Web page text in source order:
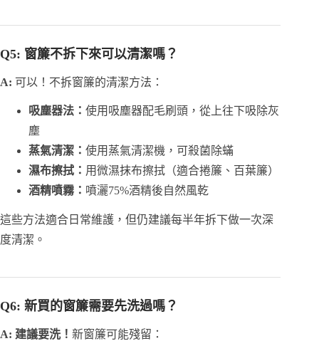
Q5: 窗簾不拆下來可以清潔嗎？
A: 可以！不拆窗簾的清潔方法：
吸塵器法： 使用吸塵器配毛刷頭，從上往下吸除灰
塵
蒸氣清潔： 使用蒸氣清潔機，可殺菌除蟎
濕布擦拭： 用微濕抹布擦拭（適合捲簾、百葉簾）
酒精噴霧： 噴灑75%酒精後自然風乾
這些方法適合日常維護，但仍建議每半年拆下做一次深
度清潔。
Q6: 新買的窗簾需要先洗過嗎？
A: 建議要洗！ 新窗簾可能殘留：